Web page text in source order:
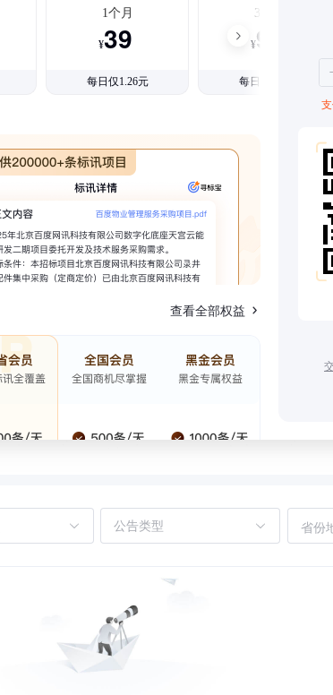
1个月
¥39
每日仅1.26元
3个月
¥99
每日仅1.08元
查看全部权益
省份